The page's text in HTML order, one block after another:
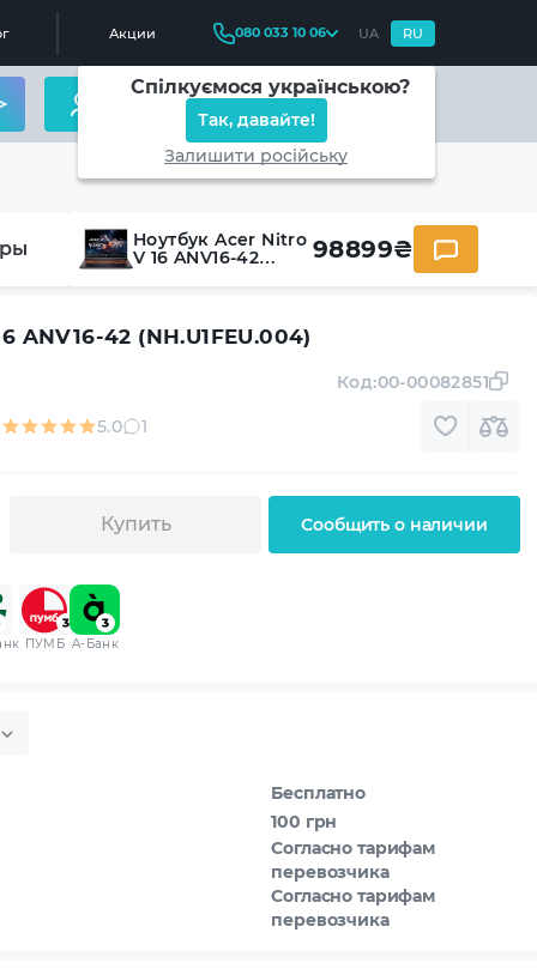
Акции 080 033 10 06 UA RU
Спілкуємося українською?
Так, давайте!
Залишити російську
Ноутбук Acer Nitro
V 16 ANV16-42
98899₴
ANV16-42 (NH.U1FEU.004)
5.0 1
Код:00-00082851
Купить Сообщить о наличии
ПУМБ A-Банк
Бесплатно
100 грн
Согласно тарифам
перевозчика
Согласно тарифам
перевозчика